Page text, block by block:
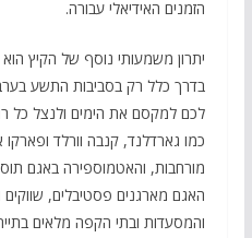
הזמנים האידיאלי עבורה.
יתרון משמעותי נוסף של הקיץ
בדרך כלל רק בסביבות התשע
לכם למקסם את הימים ולנצל כל
כמו גארדלנד, קנבה וורלד ופארקו
מורחבות, והאטמוספירה באגם
האגם מארגנים פסטיבלים,
והמסעדות ובתי הקפה מלאים